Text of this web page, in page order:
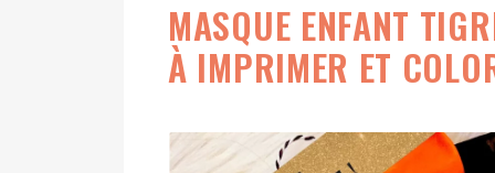
MASQUE ENFANT
À IMPRIMER ET